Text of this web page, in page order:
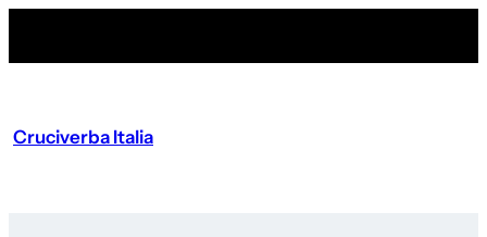
Cruciverba Italia